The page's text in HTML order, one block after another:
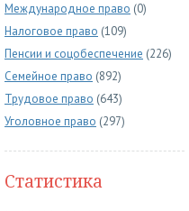
Международное право (0)
Налоговое право (109)
Пенсии и соцобеспечение (226)
Семейное право (892)
Трудовое право (643)
Уголовное право (297)
Статистика